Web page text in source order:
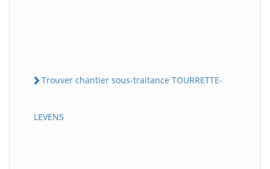
Trouver chantier sous-traitance TOURRETTE-
LEVENS